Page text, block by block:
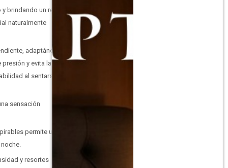
brindando un rebote
naturalmente
adaptándose
y evita la
al sentarse o
sensación
permite una
y resortes